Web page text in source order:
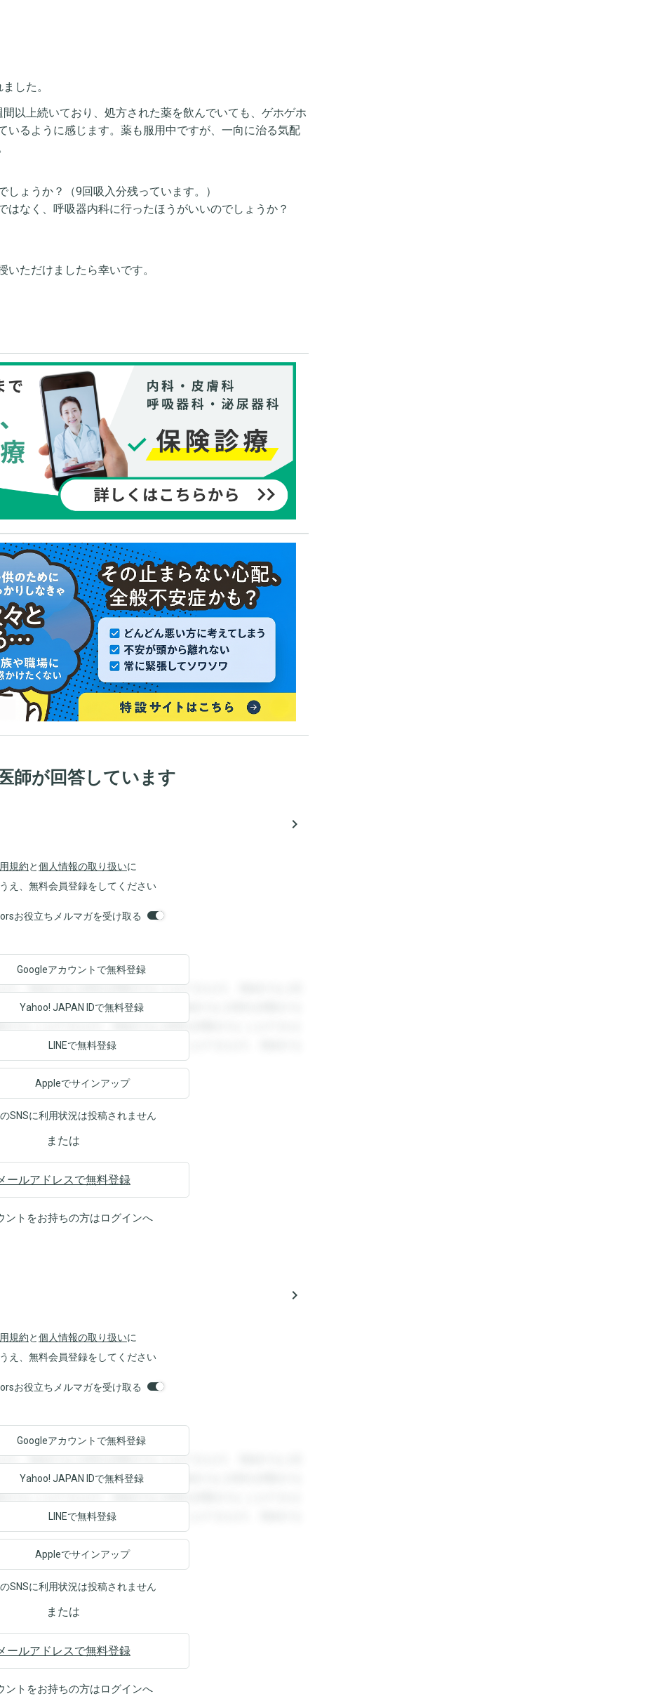
した。
以上続いており、処方された薬を飲んでいても、ゲホゲホ
いるように感じます。薬も服用中ですが、一向に治る気配
しょうか？（9回吸入分残っています。）
はなく、呼吸器内科に行ったほうがいいのでしょうか？
ただけましたら幸いです。
師が回答しています
navigate_next
規約と個人情報の取り扱いに
え、無料会員登録をしてください
お役立ちメルマガを受け取る
す。登録すると回答を閲覧することができます。登録すると回
と回答を閲覧することができます。登録すると回答を閲覧する
することができます。登録すると回答を閲覧することができま
きます。登録すると回答を閲覧することができます。登録する
Googleアカウントで無料登録
Yahoo! JAPAN IDで無料登録
LINEで無料登録
Appleでサインアップ
SNSに利用状況は投稿されません
または
ールアドレスで無料登録
ントをお持ちの方はログインへ
navigate_next
規約と個人情報の取り扱いに
え、無料会員登録をしてください
お役立ちメルマガを受け取る
す。登録すると回答を閲覧することができます。登録すると回
と回答を閲覧することができます。登録すると回答を閲覧する
することができます。登録すると回答を閲覧することができま
きます。登録すると回答を閲覧することができます。登録する
Googleアカウントで無料登録
Yahoo! JAPAN IDで無料登録
LINEで無料登録
Appleでサインアップ
SNSに利用状況は投稿されません
または
ールアドレスで無料登録
ントをお持ちの方はログインへ